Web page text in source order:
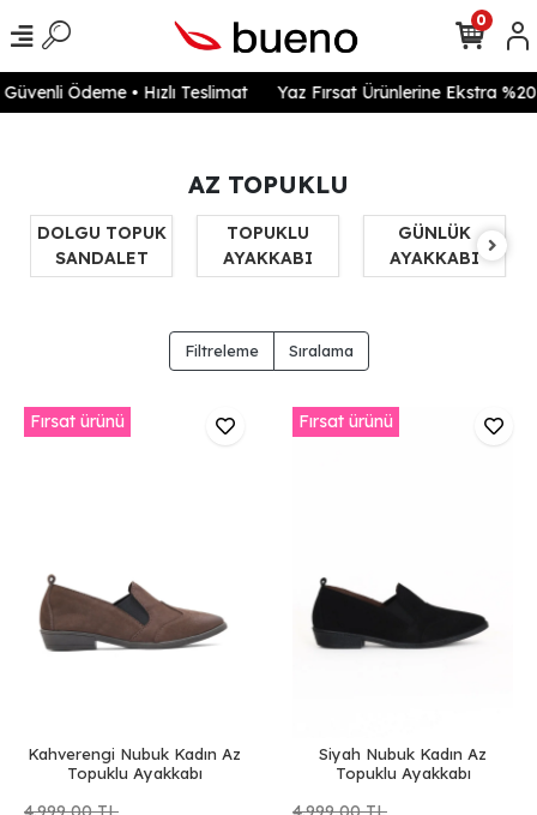
Ödeme • Hızlı Teslimat Yaz Fırsat Ürünlerine Ekstra %20
0
AZ TOPUKLU
DOLGU TOPUK
SANDALET
TOPUKLU
AYAKKABI
GÜNLÜK
AYAKKABI
Filtreleme Sıralama
Fırsat ürünü
Kahverengi Nubuk Kadın Az
Topuklu Ayakkabı
Fırsat ürünü
Siyah Nubuk Kadın Az
Topuklu Ayakkabı